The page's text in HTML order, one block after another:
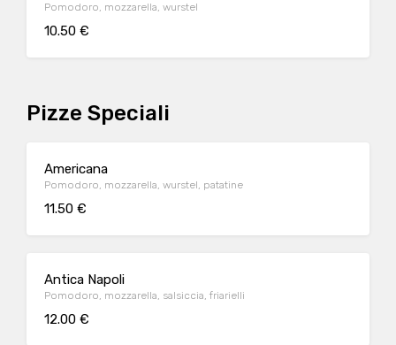
Pomodoro, mozzarella, wurstel
10.50 €
Pizze Speciali
Americana
Pomodoro, mozzarella, wurstel, patatine
11.50 €
Antica Napoli
Pomodoro, mozzarella, salsiccia, friarielli
12.00 €